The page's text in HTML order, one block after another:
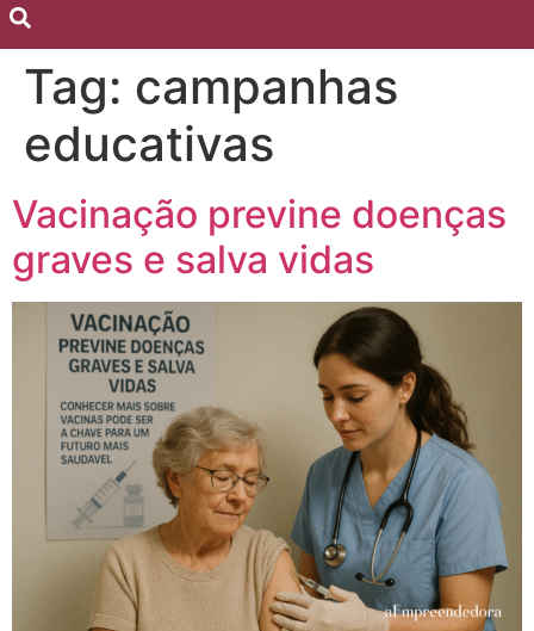
Tag: campanhas
educativas
Vacinação previne doenças
graves e salva vidas